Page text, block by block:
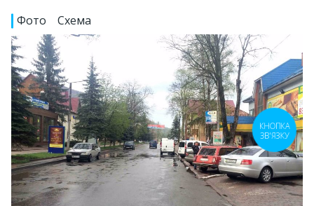
Фото Схема
КНОПКА
ЗВ'ЯЗКУ